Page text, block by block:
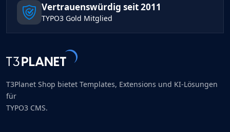
Vertrauenswürdig seit 2011
TYPO3 Gold Mitglied
T3Planet Shop bietet Templates, Extensions und KI-Lösungen
für
TYPO3 CMS.